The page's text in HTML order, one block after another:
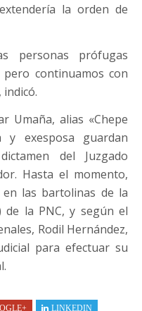
la orden de
personas prófugas
continuamos con
Umaña, alias «Chepe
exesposa guardan
del Juzgado
Hasta el momento,
las bartolinas de la
de la PNC, y según el
Rodil Hernández,
para efectuar su
LINKEDIN